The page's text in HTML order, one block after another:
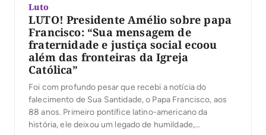
Luto
LUTO! Presidente Amélio sobre papa
Francisco: “Sua mensagem de
fraternidade e justiça social ecoou
além das fronteiras da Igreja
Católica”
Foi com profundo pesar que recebi a notícia do
falecimento de Sua Santidade, o Papa Francisco, aos
88 anos. Primeiro pontífice latino-americano da
história, ele deixou um legado de humildade,